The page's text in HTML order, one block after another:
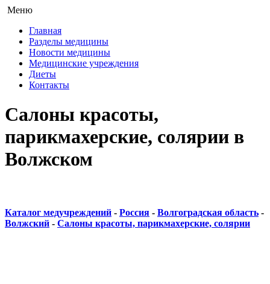
Меню
Главная
Разделы медицины
Новости медицины
Медицинские учреждения
Диеты
Контакты
Салоны красоты,
парикмахерские, солярии в
Волжском
Каталог медучреждений - Россия - Волгоградская область -
Волжский - Салоны красоты, парикмахерские, солярии